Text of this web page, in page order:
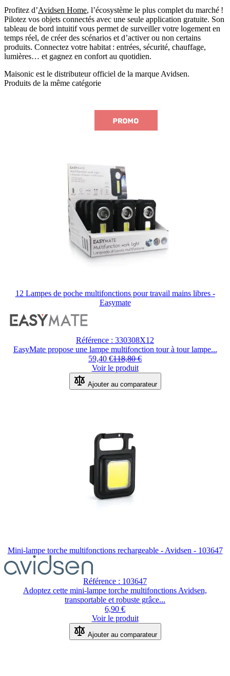
Profitez d’Avidsen Home, l’écosystème le plus complet du marché !
Pilotez vos objets connectés avec une seule application gratuite. Son
tableau de bord intuitif vous permet de surveiller votre logement en
temps réel, de créer des scénarios et d’activer ou non certains
produits. Connectez votre habitat : entrées, sécurité, chauffage,
lumières… et gagnez en confort au quotidien.
Maisonic est le distributeur officiel de la marque Avidsen.
Produits de la même catégorie
12 Lampes de poche multifonctions pour travail mains libres -
Easymate
des
options
choisies
sur
la
page
Référence : 330308X12
EasyMate propose une lampe multifonction tour à tour lampe...
59,40 €118,80 €
Voir le produit
Ajouter au comparateur
Mini-lampe torche multifonctions rechargeable - Avidsen - 103647
Référence : 103647
Adoptez cette mini-lampe torche multifonctions Avidsen,
transportable et robuste grâce...
6,90 €
Voir le produit
Ajouter au comparateur